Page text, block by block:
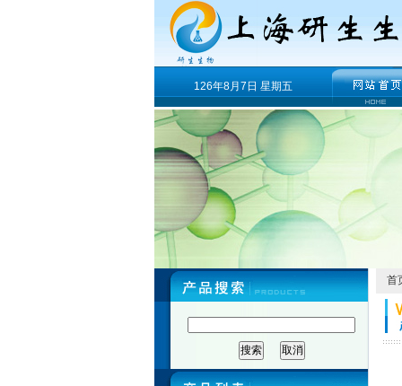
126年8月7日 星期五
首